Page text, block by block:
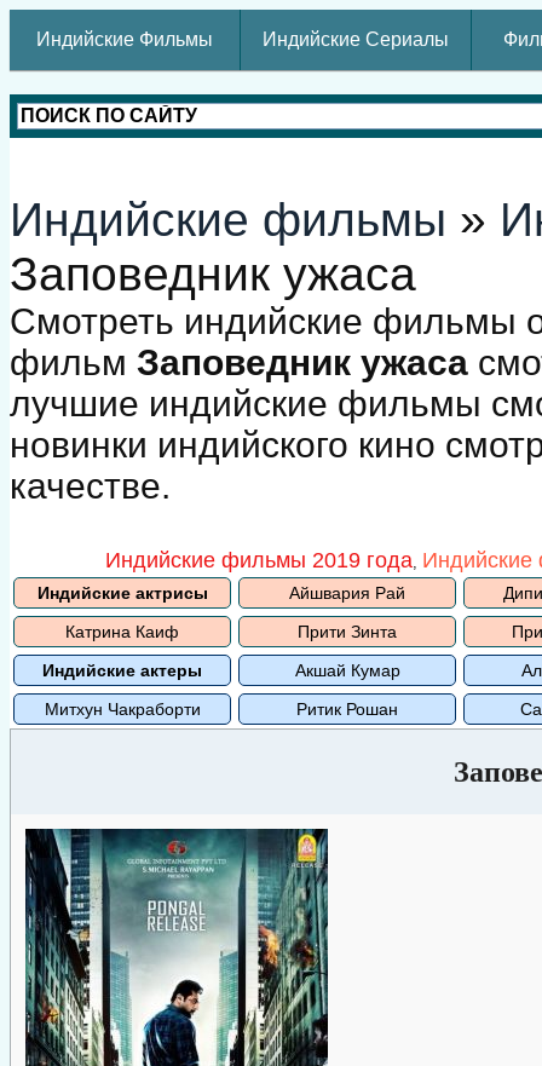
Индийские Фильмы Индийские Сериалы
Индийские фильмы »
Заповедник ужаса
Смотреть индийские фильмы
фильм Заповедник ужаса
лучшие индийские фильмы
новинки индийского кино
качестве.
Индийские фильмы 2019 года,
Индийские актрисы Айшвария Рай
Катрина Каиф
Прити Зинта
Индийские актеры
Акшай Кумар
Митхун Чакраборти
Ритик Рошан